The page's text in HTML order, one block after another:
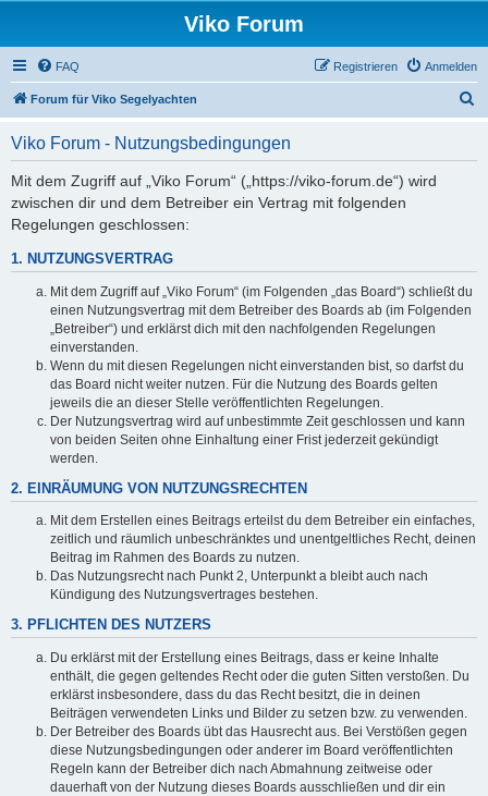
Viko Forum
FAQ Anmelden
Registrieren
Forum für Viko Segelyachten
Viko Forum - Nutzungsbedingungen
Mit dem Zugriff auf „Viko Forum“ („https://viko-forum.de“) wird
zwischen dir und dem Betreiber ein Vertrag mit folgenden
Regelungen geschlossen:
1. NUTZUNGSVERTRAG
Mit dem Zugriff auf „Viko Forum“ (im Folgenden „das Board“) schließt du
einen Nutzungsvertrag mit dem Betreiber des Boards ab (im Folgenden
„Betreiber“) und erklärst dich mit den nachfolgenden Regelungen
einverstanden.
Wenn du mit diesen Regelungen nicht einverstanden bist, so darfst du
das Board nicht weiter nutzen. Für die Nutzung des Boards gelten
jeweils die an dieser Stelle veröffentlichten Regelungen.
Der Nutzungsvertrag wird auf unbestimmte Zeit geschlossen und kann
von beiden Seiten ohne Einhaltung einer Frist jederzeit gekündigt
werden.
2. EINRÄUMUNG VON NUTZUNGSRECHTEN
Mit dem Erstellen eines Beitrags erteilst du dem Betreiber ein einfaches,
zeitlich und räumlich unbeschränktes und unentgeltliches Recht, deinen
Beitrag im Rahmen des Boards zu nutzen.
Das Nutzungsrecht nach Punkt 2, Unterpunkt a bleibt auch nach
Kündigung des Nutzungsvertrages bestehen.
3. PFLICHTEN DES NUTZERS
Du erklärst mit der Erstellung eines Beitrags, dass er keine Inhalte
enthält, die gegen geltendes Recht oder die guten Sitten verstoßen. Du
erklärst insbesondere, dass du das Recht besitzt, die in deinen
Beiträgen verwendeten Links und Bilder zu setzen bzw. zu verwenden.
Der Betreiber des Boards übt das Hausrecht aus. Bei Verstößen gegen
diese Nutzungsbedingungen oder anderer im Board veröffentlichten
Regeln kann der Betreiber dich nach Abmahnung zeitweise oder
dauerhaft von der Nutzung dieses Boards ausschließen und dir ein